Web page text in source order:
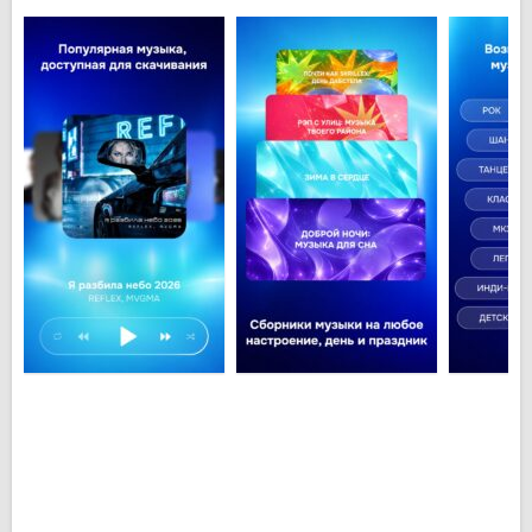
Команда сайта Zaycev.Net рассортировала и
структурировала содержимое своей
медиабиблиотеки по жанрам и тематическим
категориям, а также создала отдельные коллекции
музыкальных треков. Таким образом, если Вам в
голову засела назойливая мелодия из, например,
рекламы – обратитесь к приложению Зайцев.нет
на Андроид. Тут Вы найдете коллекции саундтреков
из реклам, игр, фильмов.
Помимо самой музыки, на сайте можно найти
тексты песен, новости о звездах, информацию о
каждом исполнителе или авторе. Если Вам станет
скучно, можно посетить форум сайта. Приложение